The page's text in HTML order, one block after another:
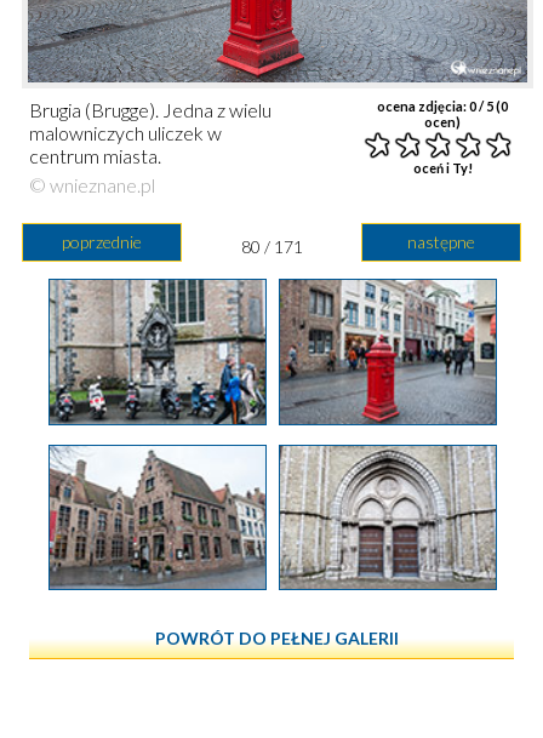
ocena zdjęcia:0/ 5 (0
ocen)
oceń i Ty!
Brugia (Brugge). Jedna z wielu
malowniczych uliczek w
centrum miasta.
© wnieznane.pl
poprzednie następne
80 / 171
POWRÓT DO PEŁNEJ GALERII